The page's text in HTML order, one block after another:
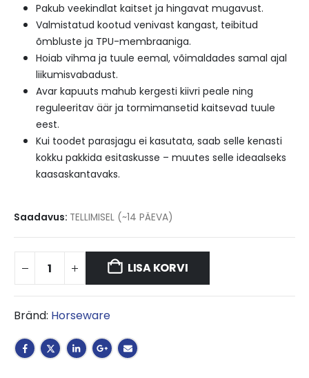
Pakub veekindlat kaitset ja hingavat mugavust.
Valmistatud kootud venivast kangast, teibitud
õmbluste ja TPU-membraaniga.
Hoiab vihma ja tuule eemal, võimaldades samal ajal
liikumisvabadust.
Avar kapuuts mahub kergesti kiivri peale ning
reguleeritav äär ja tormimansetid kaitsevad tuule
eest.
Kui toodet parasjagu ei kasutata, saab selle kenasti
kokku pakkida esitaskusse – muutes selle ideaalseks
kaasaskantavaks.
Saadavus: TELLIMISEL (~14 PÄEVA)
LISA KORVI
Bränd: Horseware